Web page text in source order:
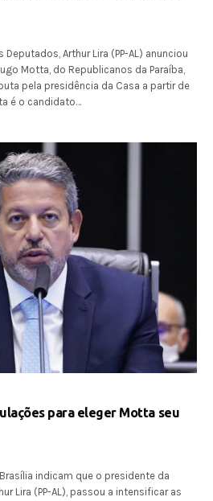
Arthur Lira (PP-AL) anunciou
Motta, do Republicanos da Paraíba,
pela presidência da Casa a partir de
é o candidato…
para eleger Motta seu
indicam que o presidente da
Lira (PP-AL), passou a intensificar as